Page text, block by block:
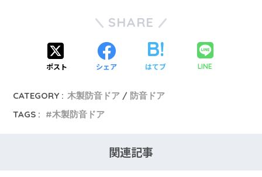
SHARE
ポスト シェア はてブ LINE
CATEGORY : 木製防音ドア
防音ドア
TAGS :
木製防音ドア
関連記事